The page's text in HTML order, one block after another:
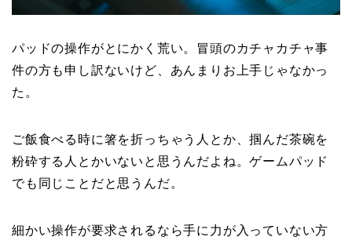
パッドの操作がとにかく荒い。冒頭のカチャカチャ事
件の方も申し訳ないけど、あんまりお上手じゃなかっ
た。
ご飯食べる時に箸を折っちゃう人とか、掴んだ茶碗を
粉砕する人とかいないと思うんだよね。ゲームパッド
でも同じことだと思うんだ。
細かい操作が要求されるなら手に力が入っていない方